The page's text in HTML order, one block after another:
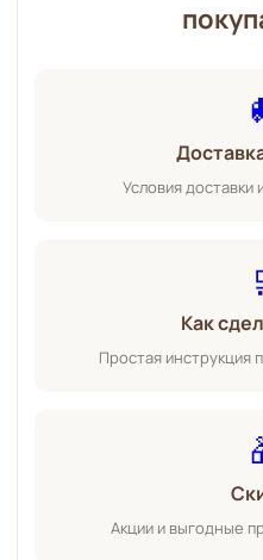
Условия доставки
Как
Простая инструкция
Акции и выгодные